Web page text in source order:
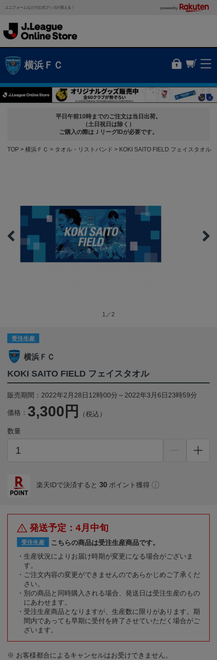
ユニフォームなどの公式グッズが買える！ powered by
横浜ＦＣ
平日午前10時までのご注文は当日出荷。
（土日祝日は除く）
ご購入の際はＪリーグIDが必要です。
TOP 横浜ＦＣ タオル・リストバンド KOKI SAITO FIELD フェイスタオル
1／2
受注生産
横浜ＦＣ
KOKI SAITO FIELD フェイスタオル
販売期間：2022年2月28日12時00分～2022年3月6日23時59分
価格： 3,300円 （税込）
数量
楽天IDで決済すると 30 ポイント獲得
発送予定：4月中旬
受注生産
こちらの商品は受注生産商品です。
生産状況によりお届け時期が変更になる場合がございま
す。
ご注文内容の変更ができませんのであらかじめご了承くだ
さい。
別の商品と同時購入される場合、発送日は受注生産のもの
にあわせます。
受注生産商品となりますが、生産数に限りがあります。期
間内であっても早期に受付を終了させていただく場合がご
ざいます。
※ お客様都合によるキャンセルはお受けできません。